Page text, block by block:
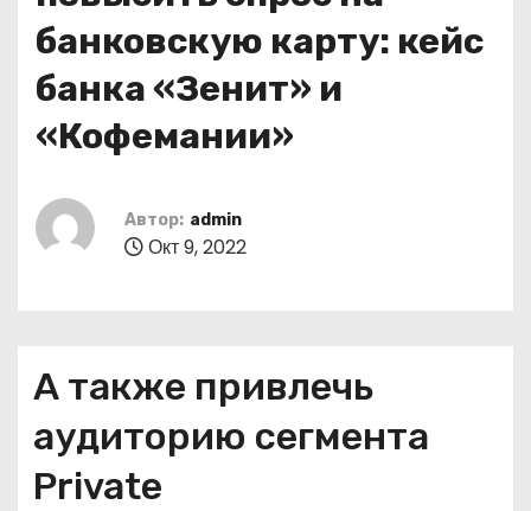
банковскую карту: кейс
банка «Зенит» и
«Кофемании»
Автор: admin
Окт 9, 2022
А также привлечь
аудиторию сегмента
Private